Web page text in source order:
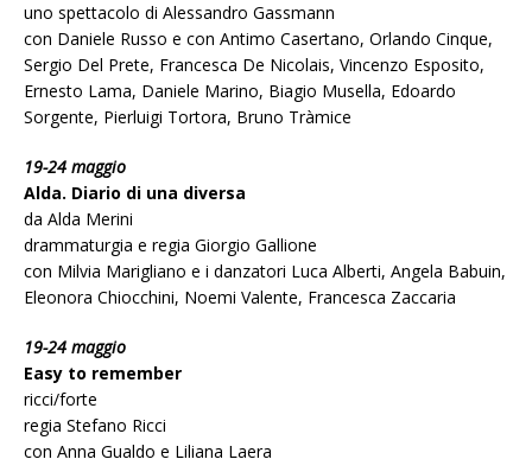
uno spettacolo di Alessandro Gassmann
con Daniele Russo e con Antimo Casertano, Orlando Cinque,
Sergio Del Prete, Francesca De Nicolais, Vincenzo Esposito,
Ernesto Lama, Daniele Marino, Biagio Musella, Edoardo
Sorgente, Pierluigi Tortora, Bruno Tràmice
19-24 maggio
Alda. Diario di una diversa
da Alda Merini
drammaturgia e regia Giorgio Gallione
con Milvia Marigliano e i danzatori Luca Alberti, Angela Babuin,
Eleonora Chiocchini, Noemi Valente, Francesca Zaccaria
19-24 maggio
Easy to remember
ricci/forte
regia Stefano Ricci
con Anna Gualdo e Liliana Laera